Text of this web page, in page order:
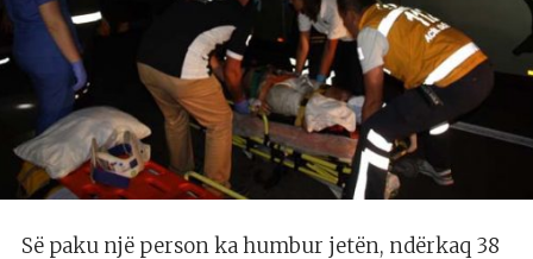
Së paku një person ka humbur jetën, ndërkaq 38